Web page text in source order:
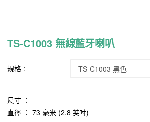
TS-C1003 無線藍牙喇叭
規格 :
尺寸 ：
直徑 ： 73 毫米 (2.8 英吋)